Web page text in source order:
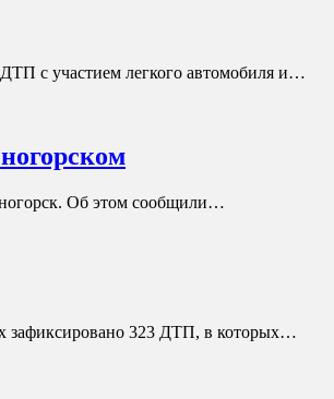
с участием легкого автомобиля и…
Об этом сообщили…
зафиксировано 323 ДТП, в которых…